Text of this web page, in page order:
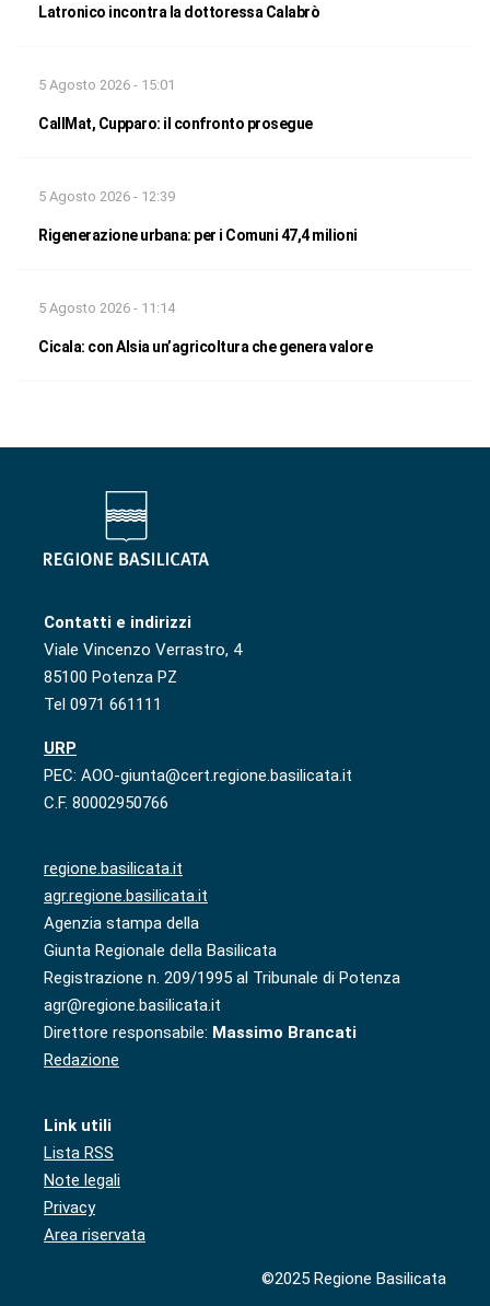
Latronico incontra la dottoressa Calabrò
5 Agosto 2026 - 15:01
CallMat, Cupparo: il confronto prosegue
5 Agosto 2026 - 12:39
Rigenerazione urbana: per i Comuni 47,4 milioni
5 Agosto 2026 - 11:14
Cicala: con Alsia un’agricoltura che genera valore
Contatti e indirizzi
Viale Vincenzo Verrastro, 4
85100 Potenza PZ
Tel 0971 661111
URP
PEC: AOO-giunta@cert.regione.basilicata.it
C.F. 80002950766
regione.basilicata.it
agr.regione.basilicata.it
Agenzia stampa della
Giunta Regionale della Basilicata
Registrazione n. 209/1995 al Tribunale di Potenza
agr@regione.basilicata.it
Direttore responsabile: Massimo Brancati
Redazione
Link utili
Lista RSS
Note legali
Privacy
Area riservata
©2025 Regione Basilicata